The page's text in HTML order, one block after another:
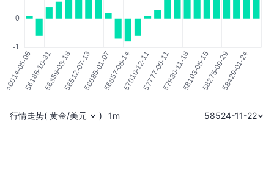
行情走势( 黄金/美元 ) 1m 58524-11-22